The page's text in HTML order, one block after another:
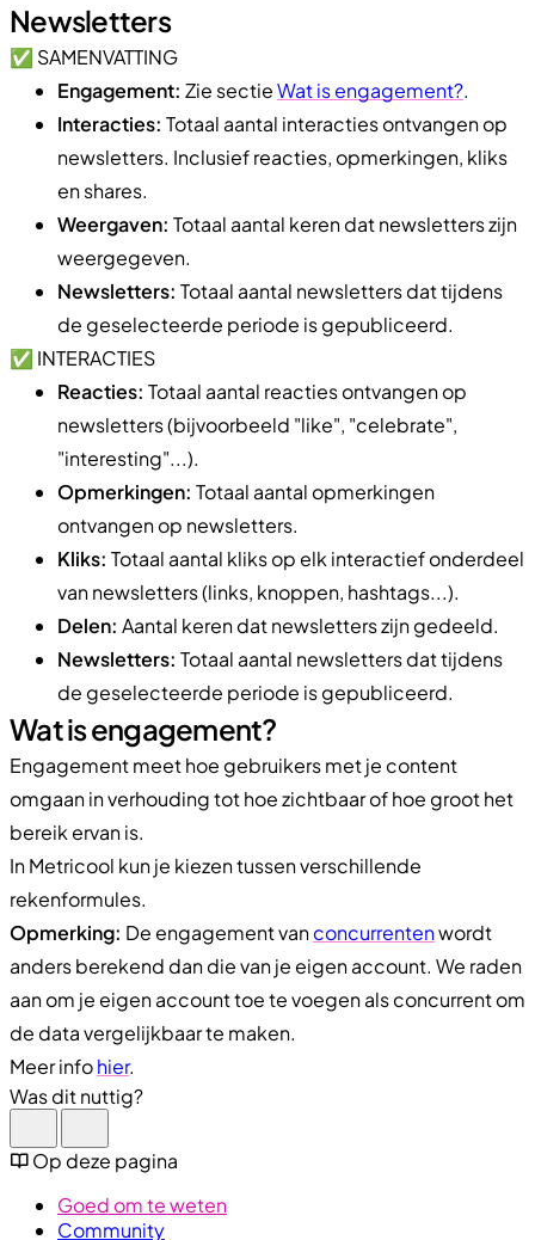
Newsletters
✅ SAMENVATTING
Engagement: Zie sectieWat is engagement?.
Interacties: Totaal aantal interacties ontvangen op
newsletters. Inclusief reacties, opmerkingen, kliks
en shares.
Weergaven: Totaal aantal keren dat newsletters zijn
weergegeven.
Newsletters: Totaal aantal newsletters dat tijdens
de geselecteerde periode is gepubliceerd.
✅ INTERACTIES
Reacties: Totaal aantal reacties ontvangen op
newsletters (bijvoorbeeld "like", "celebrate",
"interesting"...).
Opmerkingen: Totaal aantal opmerkingen
ontvangen op newsletters.
Kliks: Totaal aantal kliks op elk interactief onderdeel
van newsletters (links, knoppen, hashtags...).
Delen: Aantal keren dat newsletters zijn gedeeld.
Newsletters: Totaal aantal newsletters dat tijdens
de geselecteerde periode is gepubliceerd.
Wat is engagement?
Engagement meet hoe gebruikers met je content
omgaan in verhouding tot hoe zichtbaar of hoe groot het
bereik ervan is.
In Metricool kun je kiezen tussen verschillende
rekenformules.
Opmerking: De engagement vanconcurrentenwordt
anders berekend dan die van je eigen account. We raden
aan om je eigen account toe te voegen als concurrent om
de data vergelijkbaar te maken.
Meer infohier.
Was dit nuttig?
Op deze pagina
Goed om te weten
Community